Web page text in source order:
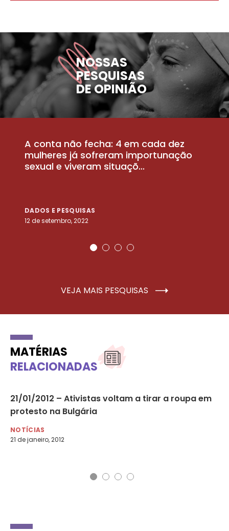
NOSSAS
PESQUISAS
DE OPINIÃO
A conta não fecha: 4 em cada dez
mulheres já sofreram importunação
sexual e viveram situaçõ...
DADOS E PESQUISAS
12 de setembro, 2022
VEJA MAIS PESQUISAS
MATÉRIAS
RELACIONADAS
21/01/2012 – Ativistas voltam a tirar a roupa em
protesto na Bulgária
NOTÍCIAS
21 de janeiro, 2012